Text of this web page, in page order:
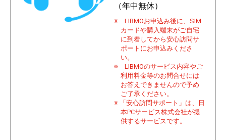
（年中無休）
※ LIBMOお申込み後に、SIM
カードや購入端末がご自宅
に到着してから安心訪問サ
ポートにお申込みくださ
い。
※ LIBMOのサービス内容やご
利用料金等のお問合せには
お答えできませんので予め
ご了承ください。
※ 「安心訪問サポート」は、日
本PCサービス株式会社が提
供するサービスです。